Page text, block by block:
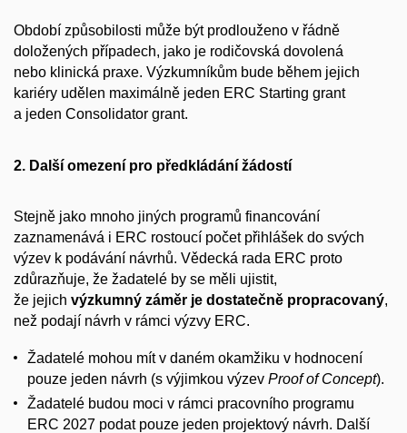
Období způsobilosti může být prodlouženo v řádně
doložených případech, jako je rodičovská dovolená
nebo klinická praxe. Výzkumníkům bude během jejich
kariéry udělen maximálně jeden ERC Starting grant
a jeden Consolidator grant.
2. Další omezení pro předkládání žádostí
Stejně jako mnoho jiných programů financování
zaznamenává i ERC rostoucí počet přihlášek do svých
výzev k podávání návrhů. Vědecká rada ERC proto
zdůrazňuje, že žadatelé by se měli ujistit,
že jejich výzkumný záměr je dostatečně propracovaný,
než podají návrh v rámci výzvy ERC.
Žadatelé mohou mít v daném okamžiku v hodnocení
pouze jeden návrh (s výjimkou výzev Proof of Concept).
Žadatelé budou moci v rámci pracovního programu
ERC 2027 podat pouze jeden projektový návrh. Další